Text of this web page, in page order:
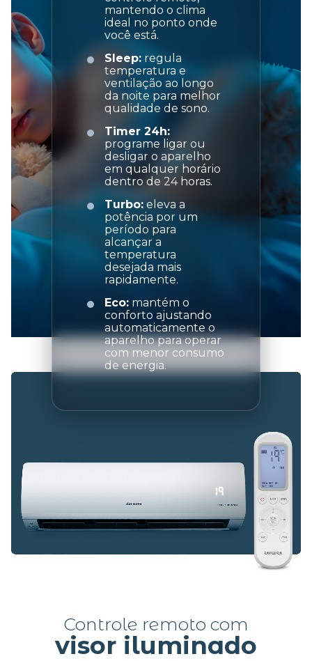
mantendo o clima
ideal no ponto onde
você está.
Sleep: regula
temperatura e
ventilação ao longo
da noite para melhor
qualidade de sono.
Timer 24h:
programe ligar ou
desligar o aparelho
em qualquer horário
dentro de 24 horas.
Turbo: eleva a
potência por um
período para
alcançar a
temperatura
desejada mais
rapidamente.
Eco: mantém o
conforto ajustando
automaticamente o
aparelho para operar
com menor consumo
de energia.
Controle remoto com
visor iluminado